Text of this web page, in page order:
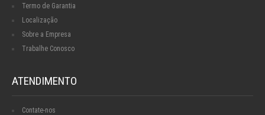
Termo de Garantia
Localização
Sobre a Empresa
Trabalhe Conosco
ATENDIMENTO
Contate-nos